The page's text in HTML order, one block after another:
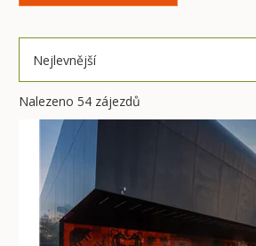
Nejlevnější
Nalezeno 54 zájezdů